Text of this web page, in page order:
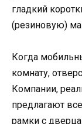
гладкий
(резиновую)
Когда
комнату,
Компании,
предлагают
рамки с